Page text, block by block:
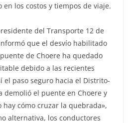
los costos y tiempos de viaje.
del Transporte 12 de
que el desvío habilitado
de Choere ha quedado
debido a las recientes
el paso seguro hacia el Distrito-
demolió el puente en Choere y
cómo cruzar la quebrada»,
alternativa, los conductores